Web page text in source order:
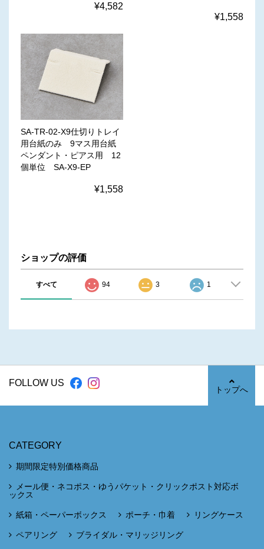
¥4,582
¥1,558
SA-TR-02-X9仕切りトレイ
用台紙のみ 9マス用台紙
ペンダント・ピアス用 12
個単位 SA-X9-EP
¥1,558
ショップの評価
すべて 94 3 1
FOLLOW US
トップへ
CATEGORY
期間限定特別価格商品
メール便・ネコポス・ゆうパケット・クリックポスト対応ボ
ックス
紙箱・ペーパーボックス ポーチ・巾着 リングケース
ペアリング ブライダル・マリッジリング